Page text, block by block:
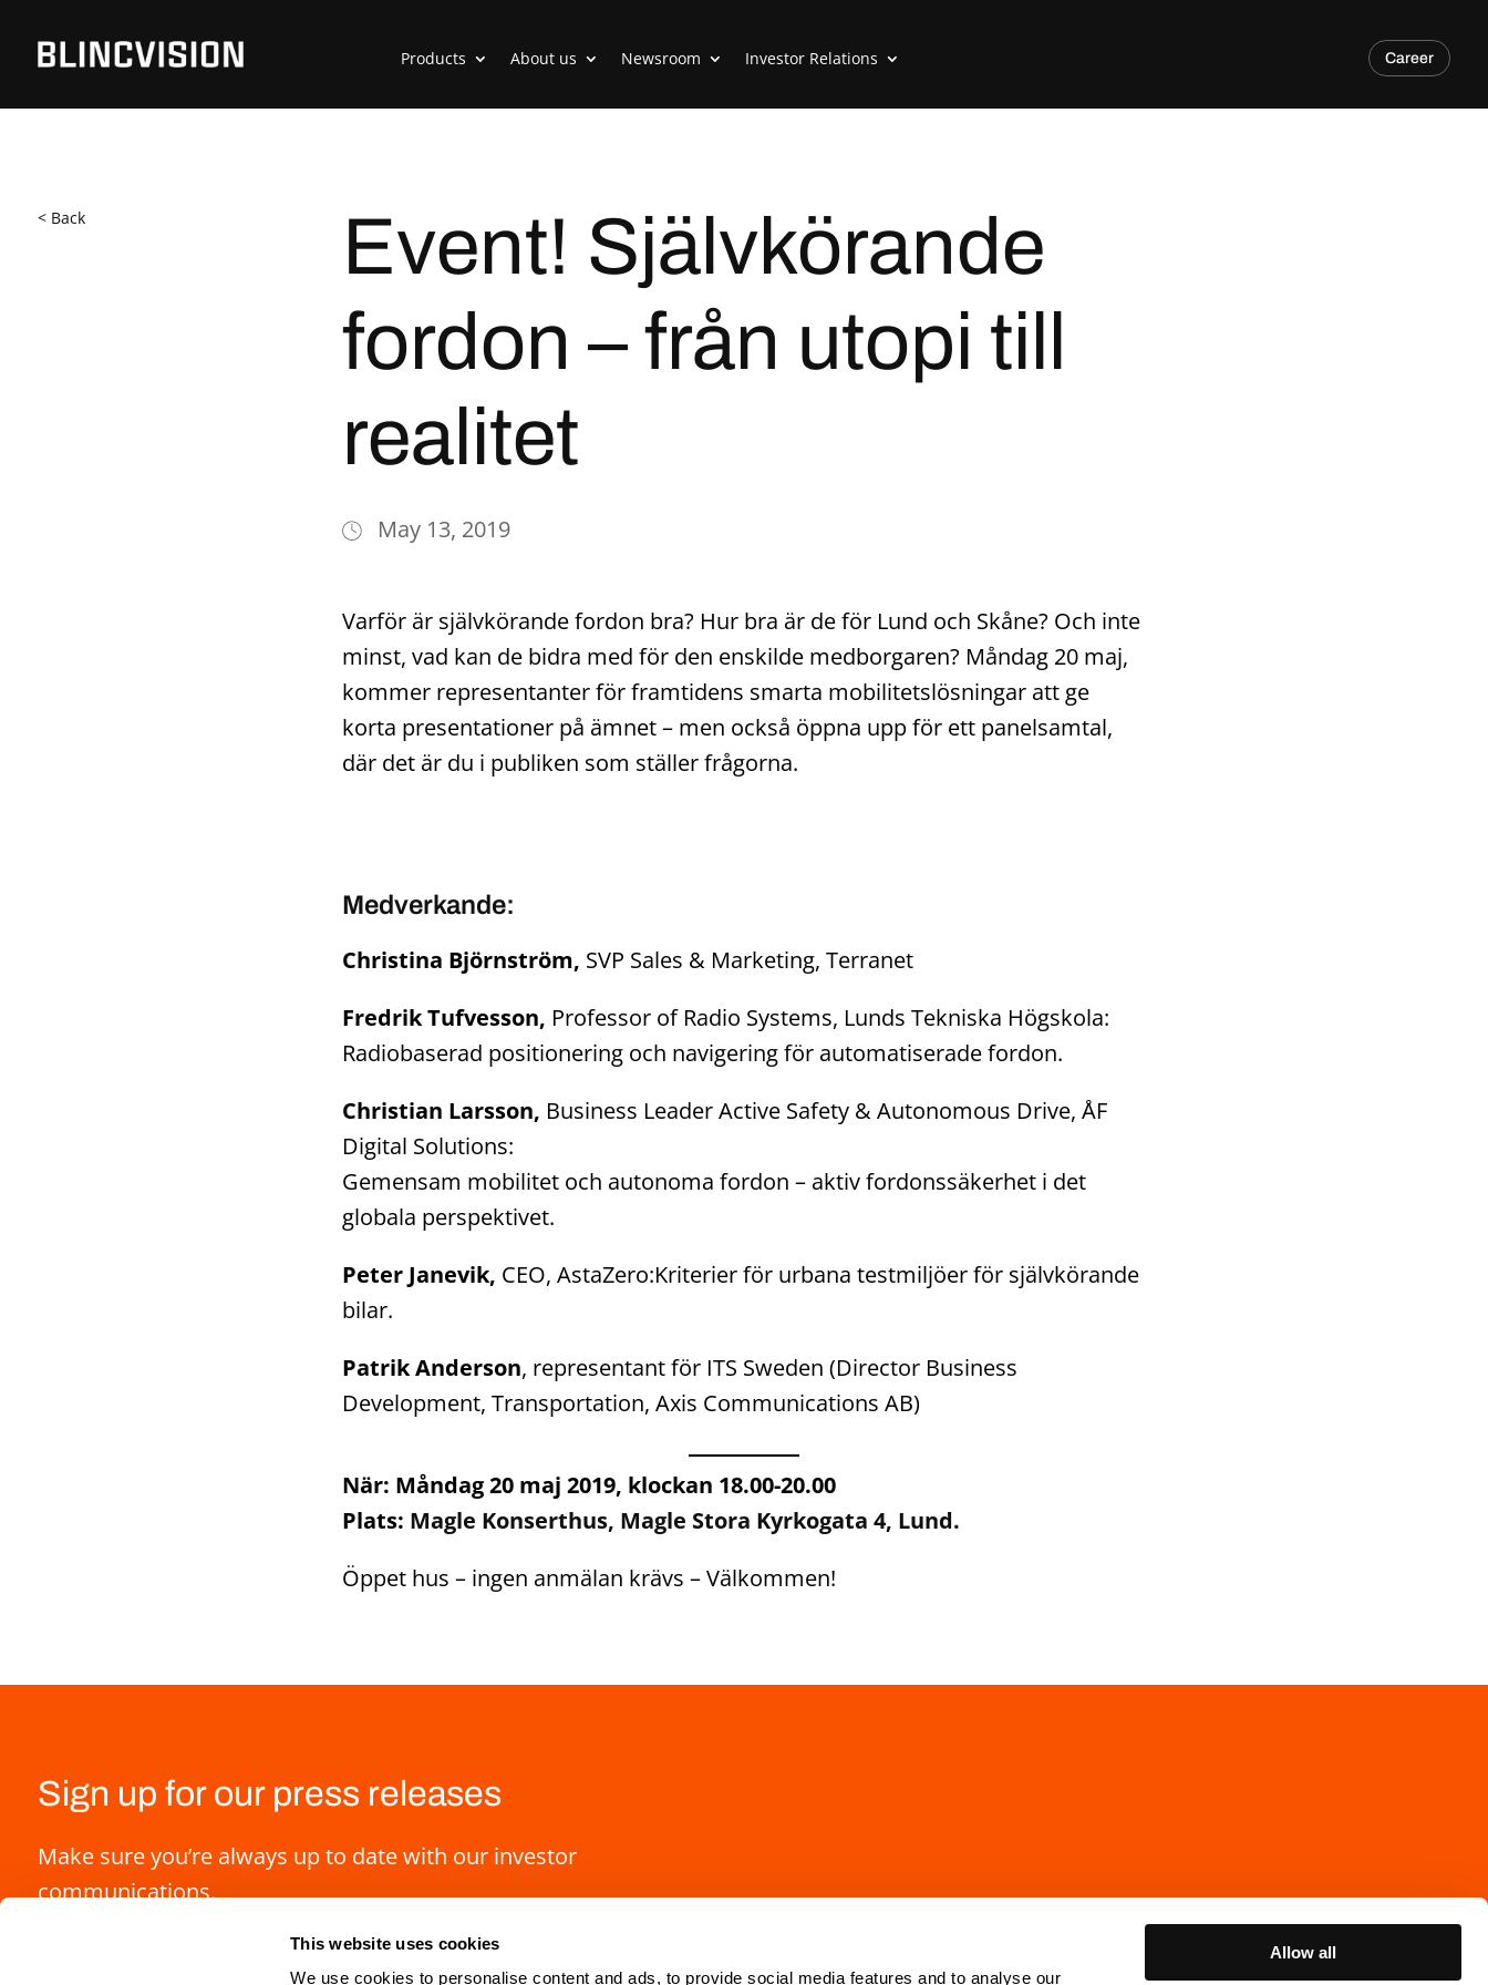
This website uses cookies
We use cookies to personalise content and ads, to provide social media features and to analyse our
Allow all
Products About us Newsroom Investor Relations Career
< Back
Event! Självkörande
fordon – från utopi till
realitet
May 13, 2019
Varför är självkörande fordon bra? Hur bra är de för Lund och Skåne? Och inte
minst, vad kan de bidra med för den enskilde medborgaren? Måndag 20 maj,
kommer representanter för framtidens smarta mobilitetslösningar att ge
korta presentationer på ämnet – men också öppna upp för ett panelsamtal,
där det är du i publiken som ställer frågorna.
Medverkande:
Christina Björnström, SVP Sales & Marketing, Terranet
Fredrik Tufvesson, Professor of Radio Systems, Lunds Tekniska Högskola:
Radiobaserad positionering och navigering för automatiserade fordon.
Christian Larsson, Business Leader Active Safety & Autonomous Drive, ÅF
Digital Solutions:
Gemensam mobilitet och autonoma fordon – aktiv fordonssäkerhet i det
globala perspektivet.
Peter Janevik, CEO, AstaZero:Kriterier för urbana testmiljöer för självkörande
bilar.
Patrik Anderson, representant för ITS Sweden (Director Business
Development, Transportation, Axis Communications AB)
När: Måndag 20 maj 2019, klockan 18.00-20.00
Plats: Magle Konserthus, Magle Stora Kyrkogata 4, Lund.
Öppet hus – ingen anmälan krävs – Välkommen!
Sign up for our press releases
Make sure you’re always up to date with our investor
communications.